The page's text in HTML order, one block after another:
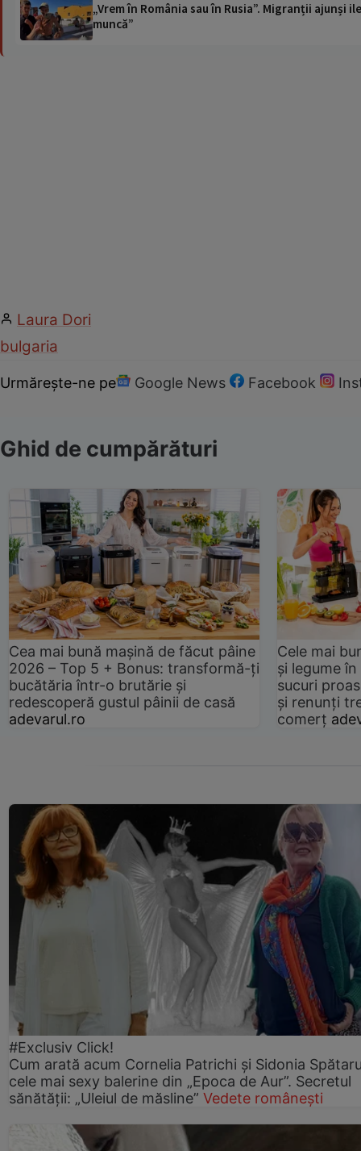
„Vrem în România sau în Rusia”. Migranții ajunși
muncă”
Laura Dori
bulgaria
Urmărește-ne pe Google News Facebook
Ghid de cumpărături
Cea mai bună mașină de făcut pâine
2026 – Top 5 + Bonus: transformă-ți
bucătăria într-o brutărie și
redescoperă gustul pâinii de casă
adevarul.ro
Cele mai
și legume
sucuri
și renunți
comerț
#Exclusiv Click!
Cum arată acum Cornelia Patrichi și Sidonia
cele mai sexy balerine din „Epoca de Aur”. Secretul
sănătății: „Uleiul de măsline” Vedete românești